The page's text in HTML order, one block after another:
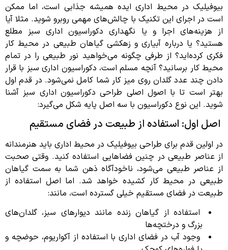
بیوفیلیک در محیط اداری ایده همیشه جذابی است، اما ممکن
است در اجرای این تکنیک با چالش‌های مهمی روبرو شوید. مثلا آیا
از هزینه‌های اجرا و یا نگهداری دکوراسیون اداری سبز مطلع
هستید؟ یا درباره آبیاری و زهکشی گیاهان طبیعی در محیط کار
فکری کرده‌اید؟ از طرفی چگونه می‌خواهید نور طبیعی را در تمام
محیط کار برسانید؟ آنچه مسلم است، دکوراسیون اداری سبز با قرار
دادن چند عدد گلدان روی میز کار شما کامل نمی‌شود. در قدم اول
بهتر است تا با اصول اصلی طراحی دکوراسیون اداری سبز آشنا
شوید. این نوع دکوراسیون با سه اصل پایه شکل می‌گیرد:
اصل اول: استفاده از طبیعت در فضای مستقیم
در اولین قدم برای طراحی بیوفیلیک در محیط اداری باید هنرمندانه
از عناصر طبیعی در چنین فضاهایی استفاده کنید. وقتی صحبت
از عناصر طبیعی می‌شود، ناخودآگاه ذهن شما به سمت گیاهان
طبیعی در محیط کار کشیده خواهد شد. اما اصل استفاده از
طبیعت در فضای مستقیم خیلی گسترده است، مانند:
استفاده از گیاهان زنده مانند دیوارهای سبز، گلدان‌های
بزرگ و درختچه‌ها
وجود آب در فضای اداری با استفاده از آکواریوم، حوضچه و